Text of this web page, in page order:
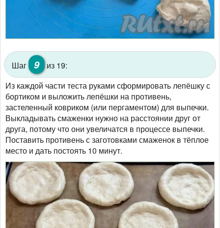
Шаг 9
из 19:
Из каждой части теста руками сформировать лепёшку с
бортиком и выложить лепёшки на противень,
застеленный ковриком (или пергаментом) для выпечки.
Выкладывать смаженки нужно на расстоянии друг от
друга, потому что они увеличатся в процессе выпечки.
Поставить противень с заготовками смаженок в тёплое
место и дать постоять 10 минут.